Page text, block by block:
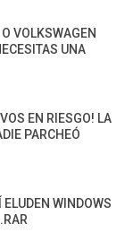
VOLKSWAGEN
UNA
EN RIESGO! LA
PARCHEÓ
WINDOWS